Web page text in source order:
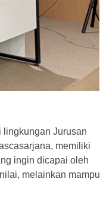
lingkungan Jurusan
memiliki
ingin dicapai oleh
melainkan mampu